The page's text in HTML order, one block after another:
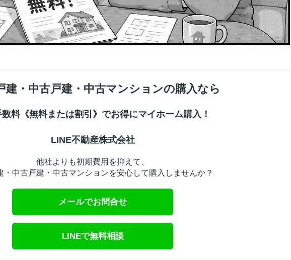
建・中古戸建・中古マンションの購入なら
料《無料または割引》でお得にマイホーム購入！
LINE不動産株式会社
他社よりも初期費用を抑えて、
・中古戸建・中古マンションを安心して購入しませんか？
メールでお問合せ
LINEで無料相談